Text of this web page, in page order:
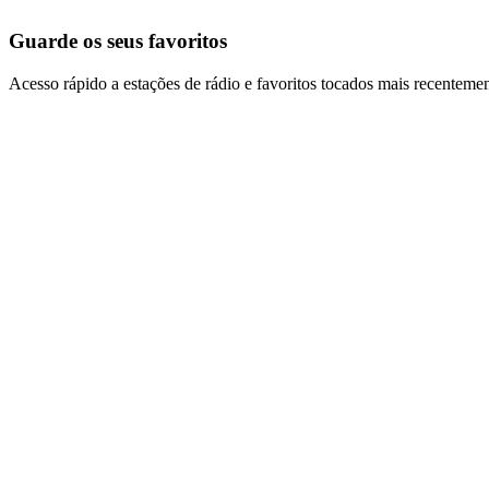
Guarde os seus favoritos
Acesso rápido a estações de rádio e favoritos tocados mais